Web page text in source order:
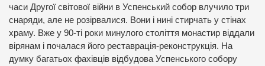
часи Другої світової війни в Успенський собор влучило три
снаряди, але не розірвалися. Вони і нині стирчать у стінах
храму. Вже у 90-ті роки минулого століття монастир віддали
вірянам і почалася його реставрація-реконструкція. На
думку багатьох фахівців відбудова Успенського собору